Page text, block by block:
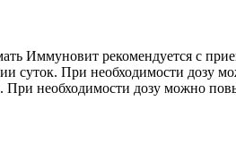
Иммуновит рекомендуется с
суток. При необходимости дозу
необходимости дозу можно